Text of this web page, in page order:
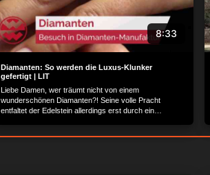
8:33
Diamanten: So werden die Luxus-Klunker
gefertigt | LIT
Liebe Damen, wer träumt nicht von einem
wunderschönen Diamanten?! Seine volle Pracht
entfaltet der Edelstein allerdings erst durch ein